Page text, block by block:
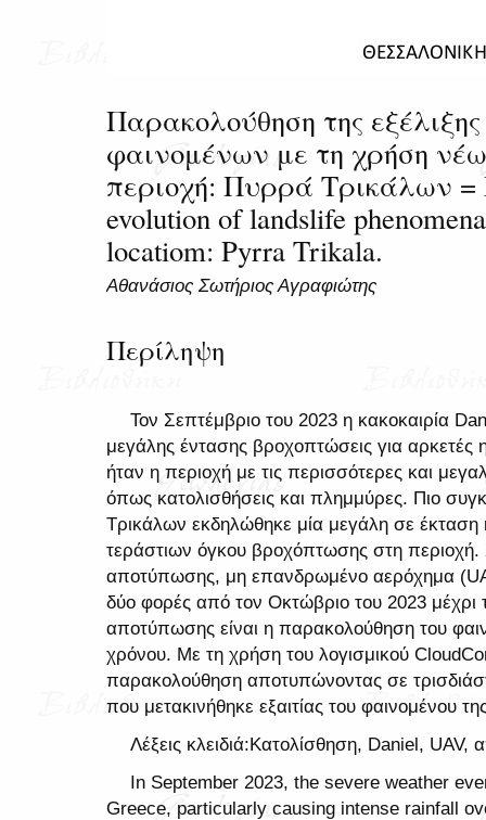
Παρακολούθηση της
φαινομένων με τη χρήση
περιοχή: Πυρρά Τρικάλων =
evolution of landslife
locatiom: Pyrra Trikala.
Αθανάσιος Σωτήριος Αγραφιώτης
Περίληψη
Τον Σεπτέμβριο του 2023 η κακοκαιρία
μεγάλης έντασης βροχοπτώσεις για
ήταν η περιοχή με τις περισσότερες και
όπως κατολισθήσεις και πλημμύρες. Πιο
Τρικάλων εκδηλώθηκε μία μεγάλη σε έκταση
τεράστιων όγκου βροχόπτωσης στη περιοχή.
αποτύπωσης, μη επανδρωμένο αερόχημα
δύο φορές από τον Οκτώβριο του 2023 μέχρι
αποτύπωσης είναι η παρακολούθηση του
χρόνου. Με τη χρήση του λογισμικού
παρακολούθηση αποτυπώνοντας σε
που μετακινήθηκε εξαιτίας του φαινομένου
Λέξεις κλειδιά:Κατολίσθηση, Daniel,
In September 2023, the severe weather
Greece, particularly causing intense rainfall